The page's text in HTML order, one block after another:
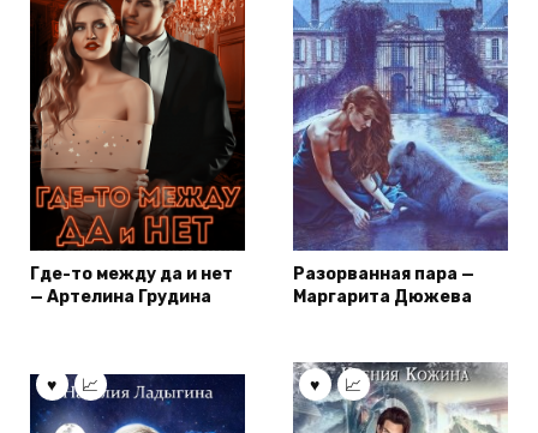
Где-то между да и нет
— Артелина Грудина
Разорванная пара —
Маргарита Дюжева